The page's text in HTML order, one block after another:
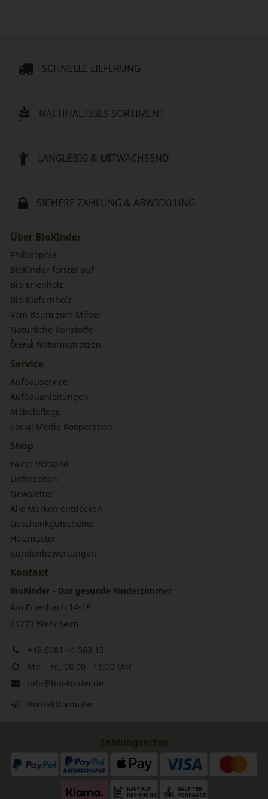
SCHNELLE LIEFERUNG
NACHHALTIGES SORTIMENT
LANGLEBIG & MITWACHSEND
SICHERE ZAHLUNG & ABWICKLUNG
Über BioKinder
Philosophie
BioKinder forstet auf
Bio-Erlenholz
Bio-Kiefernholz
Vom Baum zum Möbel
Natürliche Rohstoffe
bionik Naturmatratzen
Service
Aufbauservice
Aufbauanleitungen
Möbelpflege
Social Media Kooperation
Shop
Fairer Versand
Lieferzeiten
Newsletter
Alle Marken entdecken
Geschenkgutscheine
Holzmuster
Kundenbewertungen
Kontakt
BioKinder - Das gesunde Kinderzimmer
Am Erlenbach 14-18
61273 Wehrheim
+49 6081 44 563 15
Mo. - Fr., 08:00 - 16:00 Uhr
info@bio-kinder.de
Kontaktformular
Zahlungsarten